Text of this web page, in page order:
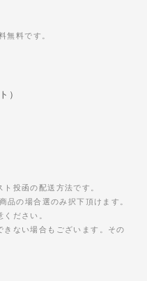
無料です。
）
投函の配送方法です。
品の場合選のみ択下頂けます。
ださい。
きない場合もございます。その